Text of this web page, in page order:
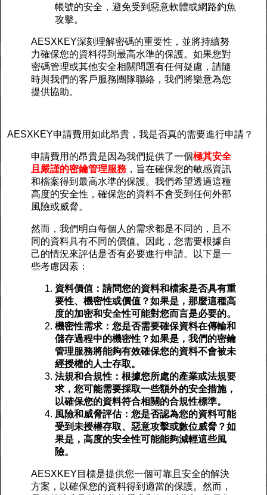
帳號的安全，避免受到惡意軟體或網路釣魚
攻擊。
AESXKEY深刻理解密碼的重要性，並將持續努
力確保您的資料得到最高水準的保護。如果您對
密碼管理或其他安全相關問題有任何疑慮，請隨
時與我們的客戶服務團隊聯絡，我們將樂意為您
提供協助。
AESXKEY申請費用如此昂貴，我是否真的需要進行申請？
申請費用的昂貴是因為我們提供了一個極其安全
且嚴謹的密鑰管理服務 ，旨在確保您的敏感資訊
和檔案得到最高水準的保護。我們希望透過這種
高度的安全性，確保您的資料不會受到任何外部
風險或威脅。
然而，我們明白每個人的需求都是不同的，且不
同的資料具有不同的價值。因此，您需要根據自
己的情況來評估是否有必要進行申請。以下是一
些考慮因素：
資料價值：請問您的資料和檔案是否具有重
要性、機密性或價值？如果是，那麼這種高
度的加密和安全性可能對您而言是必要的。
機密性需求：您是否需要確保資料在傳輸和
儲存過程中的機密性？如果是，我們的密鑰
管理服務將能夠有效確保您的資料不會被未
經授權的人士存取。
法規和合規性：根據您所處的產業或法規要
求，您可能需要採取一些額外的安全措施，
以確保您的資料符合相關的合規性標準。
風險和威脅評估：您是否認為您的資料可能
受到未授權存取、惡意攻擊或數位威脅？如
果是，高度的安全性可能能夠減輕這些風
險。
AESXKEY目標是提供您一個可靠且安全的解決
方案，以確保您的資料得到適當的保護。然而，